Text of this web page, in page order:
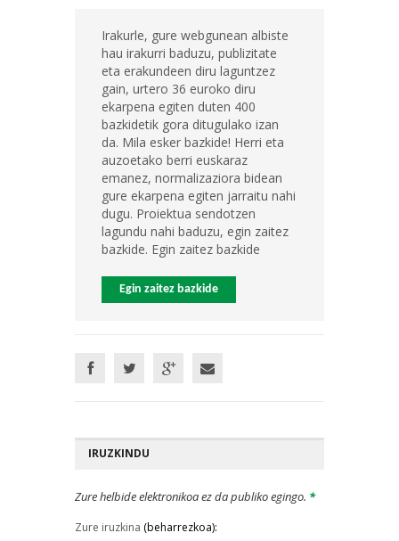
Irakurle, gure webgunean albiste
hau irakurri baduzu, publizitate
eta erakundeen diru laguntzez
gain, urtero 36 euroko diru
ekarpena egiten duten 400
bazkidetik gora ditugulako izan
da. Mila esker bazkide! Herri eta
auzoetako berri euskaraz
emanez, normalizaziora bidean
gure ekarpena egiten jarraitu nahi
dugu. Proiektua sendotzen
lagundu nahi baduzu, egin zaitez
bazkide. Egin zaitez bazkide
Egin zaitez bazkide
IRUZKINDU
Zure helbide elektronikoa ez da publiko egingo. *
Zure iruzkina (beharrezkoa):